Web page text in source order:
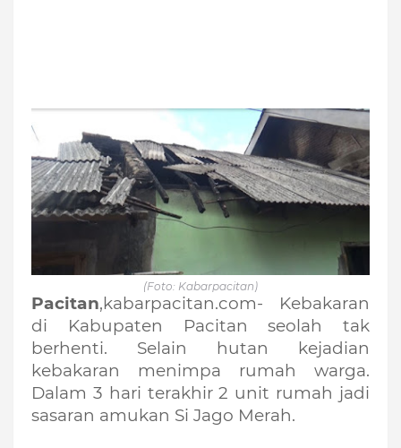
(Foto: Kabarpacitan)
Pacitan,kabarpacitan.com- Kebakaran
di Kabupaten Pacitan seolah tak
berhenti. Selain hutan kejadian
kebakaran menimpa rumah warga.
Dalam 3 hari terakhir 2 unit rumah jadi
sasaran amukan Si Jago Merah.